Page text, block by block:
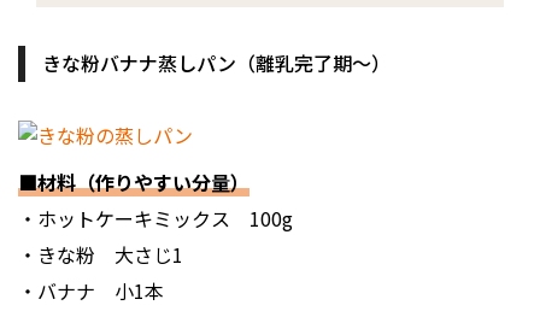
きな粉バナナ蒸しパン（離乳完了期〜）
■材料（作りやすい分量）
・ホットケーキミックス 100g
・きな粉 大さじ1
・バナナ 小1本